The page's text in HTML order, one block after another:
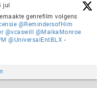
jul
genrefilm volgens
@RemindersofHim
@vcaswill @MaikaMonroe
@UniversalEntBLX -